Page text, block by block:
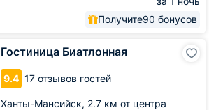
Получите90 бонусов
Гостиница Биатлонная
9.4 17 отзывов гостей
Ханты-Мансийск, 2.7 км от центра